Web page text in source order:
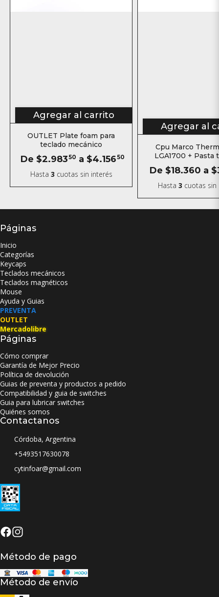
Agregar al carrito
OUTLET Plate foam para
teclado mecánico
De $2.98350 a $4.15650
Hasta 3 cuotas sin interés
Agregar al
Cpu Marco
LGA1700 + Pasta
De $18.360 a
Hasta 3 cuotas sin
Páginas
Inicio
Categorías
Keycaps
Teclados mecánicos
Teclados magnéticos
Mouse
Ayuda y Guias
PREVENTA
OUTLET
Mercadolibre
Páginas
Cómo comprar
Garantía de Mejor Precio
Política de devolución
Guias de preventa y productos a pedido
Compatibilidad y guia de switches
Guia para lubricar switches
Quiénes somos
Contactanos
Córdoba, Argentina
+5493517630078
cytinfoar@gmail.com
Método de pago
Método de envío